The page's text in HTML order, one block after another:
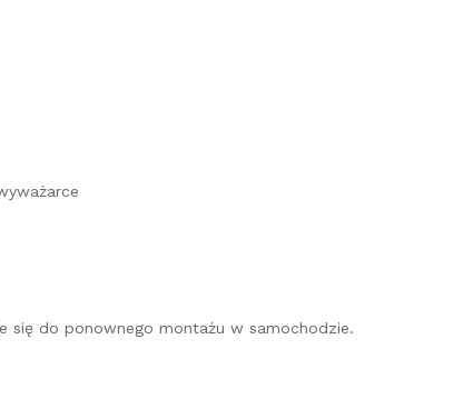
się do ponownego montażu w samochodzie.